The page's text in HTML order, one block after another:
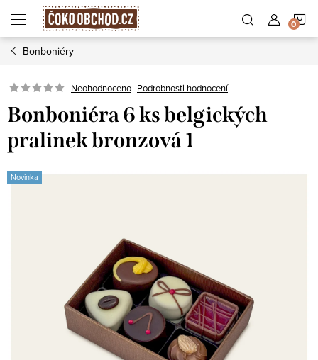
obsah
Bonboniéry
Neohodnoceno Podrobnosti hodnocení
Bonboniéra 6 ks belgických
pralinek bronzová 1
Novinka